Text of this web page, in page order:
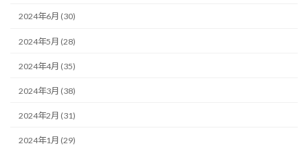
2024年6月 (30)
2024年5月 (28)
2024年4月 (35)
2024年3月 (38)
2024年2月 (31)
2024年1月 (29)